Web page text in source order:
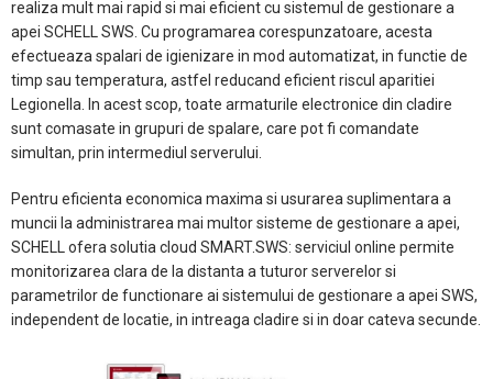
realiza mult mai rapid si mai eficient cu sistemul de gestionare a
apei SCHELL SWS. Cu programarea corespunzatoare, acesta
efectueaza spalari de igienizare in mod automatizat, in functie de
timp sau temperatura, astfel reducand eficient riscul aparitiei
Legionella. In acest scop, toate armaturile electronice din cladire
sunt comasate in grupuri de spalare, care pot fi comandate
simultan, prin intermediul serverului.
Pentru eficienta economica maxima si usurarea suplimentara a
muncii la administrarea mai multor sisteme de gestionare a apei,
SCHELL ofera solutia cloud SMART.SWS: serviciul online permite
monitorizarea clara de la distanta a tuturor serverelor si
parametrilor de functionare ai sistemului de gestionare a apei SWS,
independent de locatie, in intreaga cladire si in doar cateva secunde.